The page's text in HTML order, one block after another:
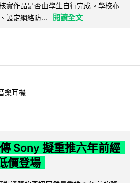
實作品是否由學生自行完成。學校亦
設定網絡防...
閱讀全文
樂耳機
Sony 擬重推六年前經
價登場